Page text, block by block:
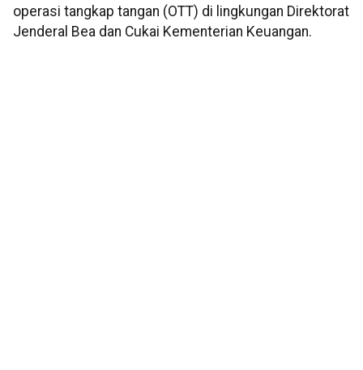
operasi tangkap tangan (OTT) di lingkungan Direktorat
Jenderal Bea dan Cukai Kementerian Keuangan.